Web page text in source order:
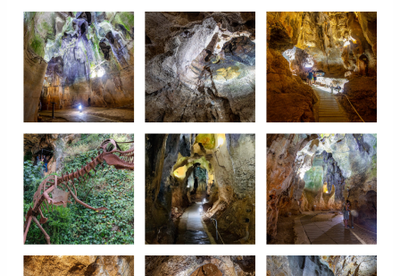
Los
misterios
de
la
Cueva
de
las
Calaveras
en
Benidoleig